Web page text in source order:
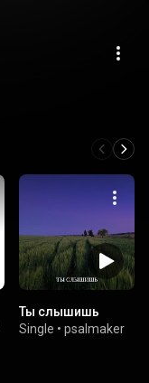
Ты слышишь
Single • psalmaker